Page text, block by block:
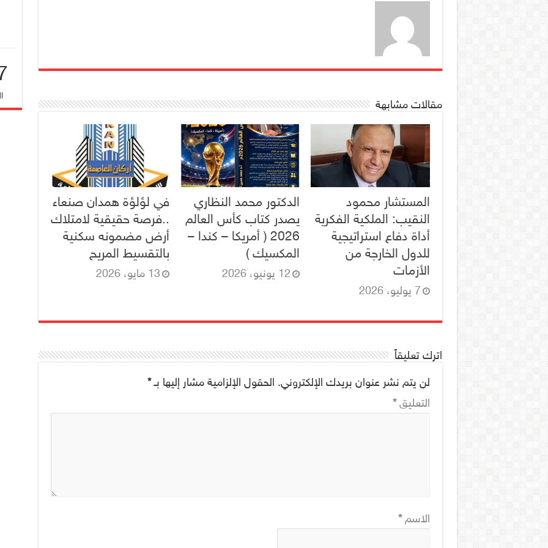
مقالات مشابهة
المستشار محمود
النقيب: الملكية الفكرية
أداة دفاع استراتيجية
للدول الخارجة من
الأزمات
7 يوليو، 2026
الدكتور محمد النظاري
يصدر كتاب كأس العالم
2026 ( أمريكا – كندا –
المكسيك )
12 يونيو، 2026
في لؤلؤة همدان صنعاء
..فرصة حقيقية لامتلاك
أرض مضمونه سكنية
بالتقسيط المريح
13 مايو، 2026
اترك تعليقاً
لن يتم نشر عنوان بريدك الإلكتروني. الحقول الإلزامية مشار إليها بـ*
التعليق*
الاسم*